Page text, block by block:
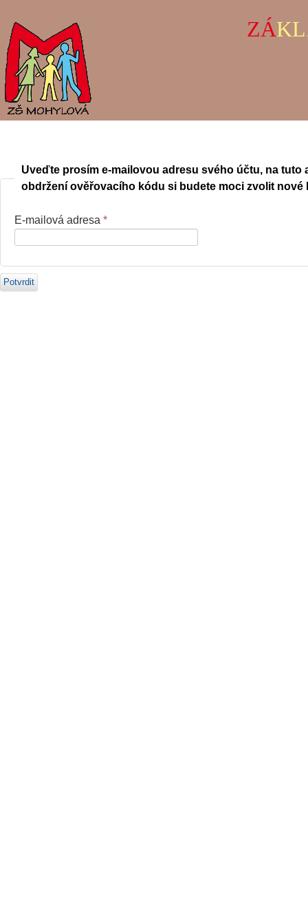
ZÁKL
Uveďte prosím e-mailovou adresu svého účtu, na tuto
obdržení ověřovacího kódu si budete moci zvolit nové
E-mailová adresa *
Potvrdit